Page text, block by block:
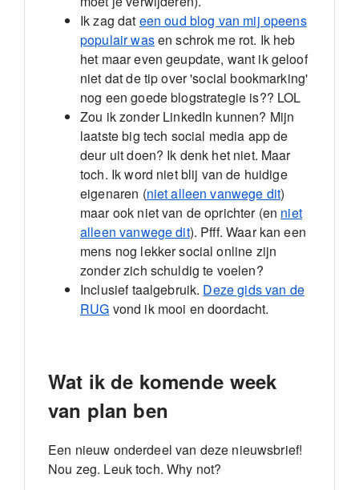
Ik zag dat een oud blog van mij opeens
populair wasen schrok me rot. Ik heb
het maar even geupdate, want ik geloof
niet dat de tip over 'social bookmarking'
nog een goede blogstrategie is?? LOL
Zou ik zonder LinkedIn kunnen? Mijn
laatste big tech social media app de
deur uit doen? Ik denk het niet. Maar
toch. Ik word niet blij van de huidige
eigenaren (niet alleen vanwege dit)
maar ook niet van de oprichter (en niet
alleen vanwege dit). Pfff. Waar kan een
mens nog lekker social online zijn
zonder zich schuldig te voelen?
Inclusief taalgebruik. Deze gids van de
RUG vond ik mooi en doordacht.
Wat ik de komende week
van plan ben
Een nieuw onderdeel van deze nieuwsbrief!
Nou zeg. Leuk toch. Why not?